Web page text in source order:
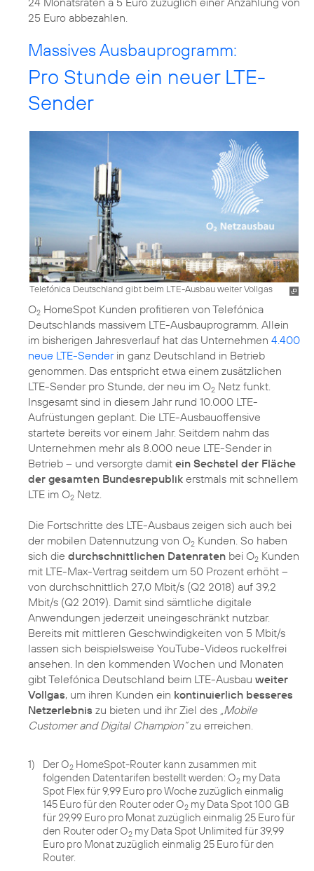
25 Euro abbezahlen.
Massives Ausbauprogramm:
Pro Stunde ein neuer LTE-
Sender
Telefónica Deutschland gibt beim LTE-Ausbau weiter Vollgas
O2 HomeSpot Kunden profitieren von Telefónica
Deutschlands massivem LTE-Ausbauprogramm. Allein
im bisherigen Jahresverlauf hat das Unternehmen 4.400
neue LTE-Senderin ganz Deutschland in Betrieb
genommen. Das entspricht etwa einem zusätzlichen
LTE-Sender pro Stunde, der neu im O2 Netz funkt.
Insgesamt sind in diesem Jahr rund 10.000 LTE-
Aufrüstungen geplant. Die LTE-Ausbauoffensive
startete bereits vor einem Jahr. Seitdem nahm das
Unternehmen mehr als 8.000 neue LTE-Sender in
Betrieb – und versorgte damit ein Sechstel der Fläche
der gesamten Bundesrepublik erstmals mit schnellem
LTE im O2 Netz.
Die Fortschritte des LTE-Ausbaus zeigen sich auch bei
der mobilen Datennutzung von O2 Kunden. So haben
sich die durchschnittlichen Datenraten bei O2 Kunden
mit LTE-Max-Vertrag seitdem um 50 Prozent erhöht –
von durchschnittlich 27,0 Mbit/s (Q2 2018) auf 39,2
Mbit/s (Q2 2019). Damit sind sämtliche digitale
Anwendungen jederzeit uneingeschränkt nutzbar.
Bereits mit mittleren Geschwindigkeiten von 5 Mbit/s
lassen sich beispielsweise YouTube-Videos ruckelfrei
ansehen. In den kommenden Wochen und Monaten
gibt Telefónica Deutschland beim LTE-Ausbau weiter
Vollgas, um ihren Kunden ein kontinuierlich besseres
Netzerlebnis zu bieten und ihr Ziel des „Mobile
Customer and Digital Champion“
1) Der O2 HomeSpot-Router kann zusammen mit
folgenden Datentarifen bestellt werden: O2 my Data
Spot Flex für 9,99 Euro pro Woche zuzüglich einmalig
145 Euro für den Router oder O2 my Data Spot 100 GB
für 29,99 Euro pro Monat zuzüglich einmalig 25 Euro für
den Router oder O2 my Data Spot Unlimited für 39,99
Euro pro Monat zuzüglich einmalig 25 Euro für den
Router.